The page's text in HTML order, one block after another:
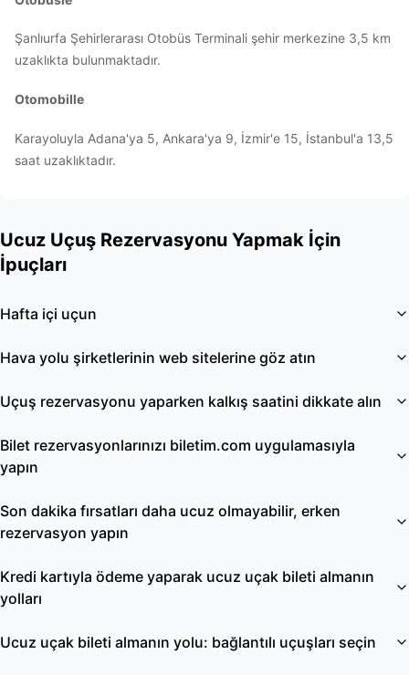
Şanlıurfa Şehirlerarası Otobüs Terminali şehir merkezine 3,5 km
uzaklıkta bulunmaktadır.
Otomobille
Karayoluyla Adana'ya 5, Ankara'ya 9, İzmir'e 15, İstanbul'a 13,5
saat uzaklıktadır.
Ucuz Uçuş Rezervasyonu Yapmak İçin
İpuçları
Hafta içi uçun
Hava yolu şirketlerinin web sitelerine göz atın
Uçuş rezervasyonu yaparken kalkış saatini dikkate alın
Bilet rezervasyonlarınızı biletim.com uygulamasıyla
yapın
Son dakika fırsatları daha ucuz olmayabilir, erken
rezervasyon yapın
Kredi kartıyla ödeme yaparak ucuz uçak bileti almanın
yolları
Ucuz uçak bileti almanın yolu: bağlantılı uçuşları seçin